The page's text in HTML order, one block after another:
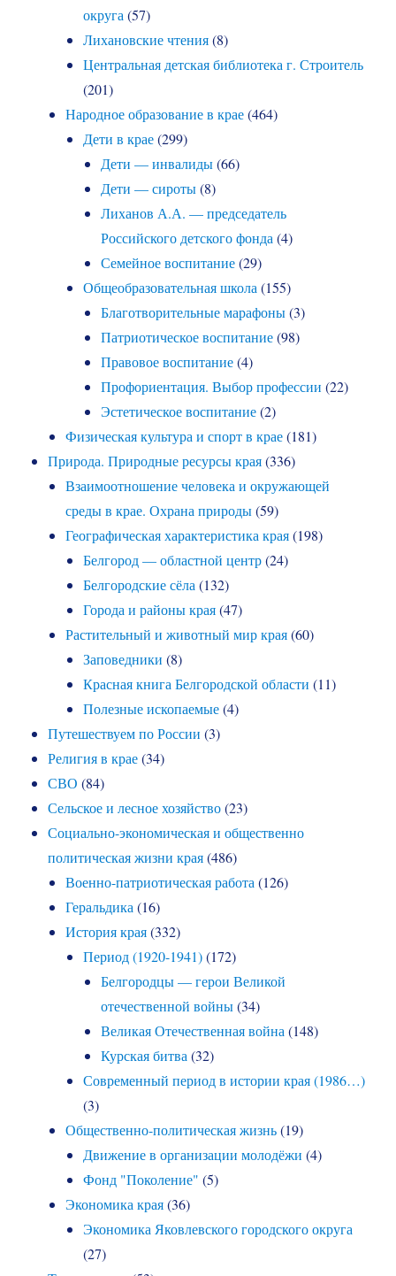
округа (57)
Лихановские чтения(8)
Центральная детская библиотека г. Строитель
(201)
Народное образование в крае(464)
Дети в крае(299)
Дети — инвалиды(66)
Дети — сироты(8)
Лиханов А.А. — председатель
Российского детского фонда (4)
Семейное воспитание(29)
Общеобразовательная школа (155)
Благотворительные марафоны(3)
Патриотическое воспитание(98)
Правовое воспитание(4)
Профориентация. Выбор профессии (22)
Эстетическое воспитание(2)
Физическая культура и спорт в крае(181)
Природа. Природные ресурсы края(336)
Взаимоотношение человека и окружающей
среды в крае. Охрана природы(59)
Географическая характеристика края(198)
Белгород — областной центр(24)
Белгородские сёла (132)
Города и районы края(47)
Растительный и животный мир края(60)
Заповедники (8)
Красная книга Белгородской области (11)
Полезные ископаемые(4)
Путешествуем по России (3)
Религия в крае(34)
СВО (84)
Сельское и лесное хозяйство(23)
Социально-экономическая и общественно
политическая жизни края(486)
Военно-патриотическая работа (126)
Геральдика (16)
История края(332)
Период (1920-1941)(172)
Белгородцы — герои Великой
отечественной войны(34)
Великая Отечественная война (148)
Курская битва (32)
Современный период в истории края (1986…)
(3)
Общественно-политическая жизнь(19)
Движение в организации молодёжи (4)
Фонд "Поколение" (5)
Экономика края(36)
Экономика Яковлевского городского округа
(27)